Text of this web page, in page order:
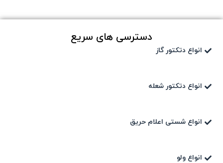
دسترسی های سریع
انواع دتکتور گاز
انواع دتکتور شعله
انواع شستی اعلام حریق
انواع ولو